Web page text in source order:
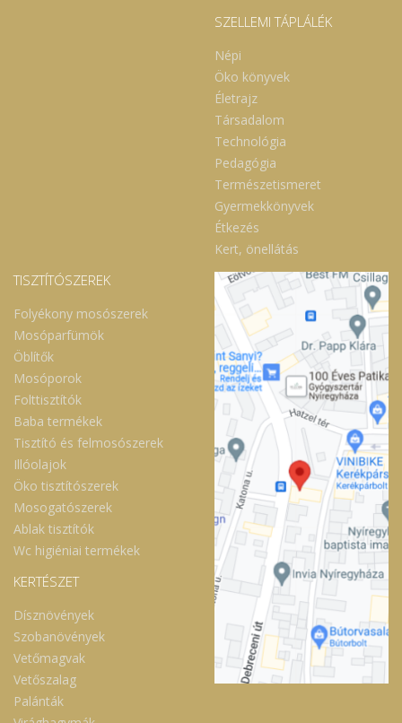
SZELLEMI TÁPLÁLÉK
Népi
Öko könyvek
Életrajz
Társadalom
Technológia
Pedagógia
Természetismeret
Gyermekkönyvek
Étkezés
Kert, önellátás
TISZTÍTÓSZEREK
Folyékony mosószerek
Mosóparfümök
Öblítők
Mosóporok
Folttisztítók
Baba termékek
Tisztító és felmosószerek
Illóolajok
Öko tisztítószerek
Mosogatószerek
Ablak tisztítók
Wc higiéniai termékek
KERTÉSZET
Dísznövények
Szobanövények
Vetőmagvak
Vetőszalag
Palánták